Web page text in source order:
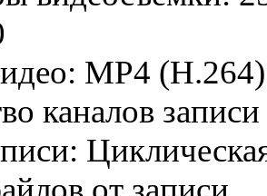
MP4 (H.264)
каналов